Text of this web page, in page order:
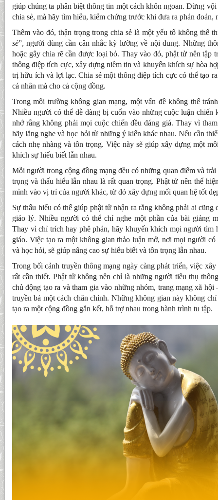
giúp chúng ta phân biệt thông tin một cách khôn ngoan. Đừng
chia sẻ, mà hãy tìm hiểu, kiểm chứng trước khi đưa ra phán đoán,
Thêm vào đó, thận trọng trong chia sẻ là một yếu tố không thể
sẻ”, người dùng cần cân nhắc kỹ lưỡng về nội dung. Những
hoặc gây chia rẽ cần được loại bỏ. Thay vào đó, phật tử nên tập
thông điệp tích cực, xây dựng niềm tin và khuyến khích sự hòa
trị hữu ích và lợi lạc. Chia sẻ một thông điệp tích cực có thể tạo
cá nhân mà cho cả cộng đồng.
Trong môi trường không gian mạng, một vấn đề không thể
Nhiều người có thể dễ dàng bị cuốn vào những cuộc luận chiến
nhớ rằng không phải mọi cuộc chiến đều đáng giá. Thay vì
hãy lắng nghe và học hỏi từ những ý kiến khác nhau. Nếu cần
cách nhẹ nhàng và tôn trọng. Việc này sẽ giúp xây dựng một
khích sự hiểu biết lẫn nhau.
Mỗi người trong cộng đồng mạng đều có những quan điểm và
trọng và thấu hiểu lẫn nhau là rất quan trọng. Phật tử nên thể
mình vào vị trí của người khác, từ đó xây dựng mối quan hệ tốt
Sự thấu hiểu có thể giúp phật tử nhận ra rằng không phải ai cũng
giáo lý. Nhiều người có thể chỉ nghe một phần của bài giảng
Thay vì chỉ trích hay phê phán, hãy khuyến khích mọi người tìm
giáo. Việc tạo ra một không gian thảo luận mở, nơi mọi người có
và học hỏi, sẽ giúp nâng cao sự hiểu biết và tôn trọng lẫn nhau.
Trong bối cảnh truyền thông mạng ngày càng phát triển, việc
rất cần thiết. Phật tử không nên chỉ là những người tiêu thụ
chủ động tạo ra và tham gia vào những nhóm, trang mạng xã
truyền bá một cách chân chính. Những không gian này không
tạo ra một cộng đồng gắn kết, hỗ trợ nhau trong hành trình tu tập.